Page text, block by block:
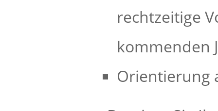
rechtzeitige
kommenden
Orientierung